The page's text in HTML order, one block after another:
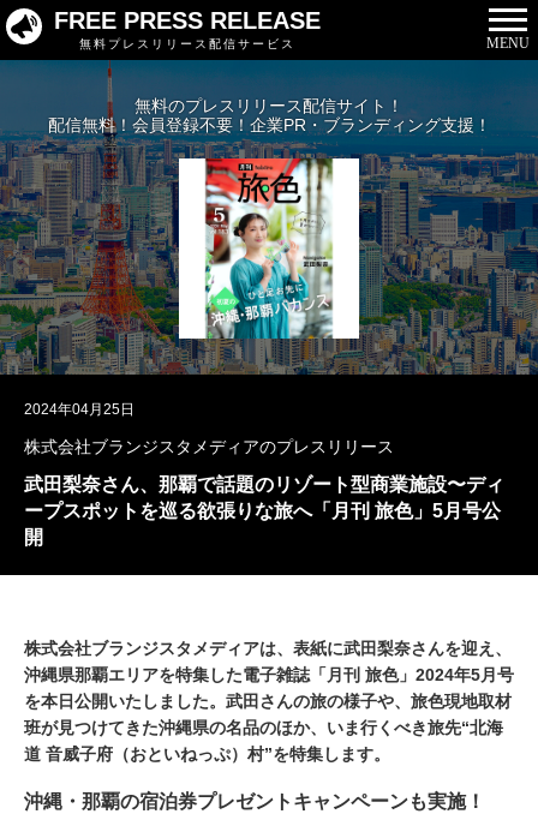
FREE PRESS RELEASE
無料プレスリリース配信サービス MENU
無料のプレスリリース配信サイト！
配信無料！会員登録不要！企業PR・ブランディング支援！
2024年04月25日
株式会社ブランジスタメディアのプレスリリース
武田梨奈さん、那覇で話題のリゾート型商業施設〜ディ
ープスポットを巡る欲張りな旅へ「月刊 旅色」5月号公
開
株式会社ブランジスタメディアは、表紙に武田梨奈さんを迎え、
沖縄県那覇エリアを特集した電子雑誌「月刊 旅色」2024年5月号
を本日公開いたしました。武田さんの旅の様子や、旅色現地取材
班が見つけてきた沖縄県の名品のほか、いま行くべき旅先“北海
道 音威子府（おといねっぷ）村”を特集します。
沖縄・那覇の宿泊券プレゼントキャンペーンも実施！